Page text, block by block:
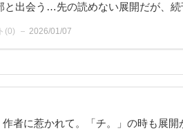
と出会う…先の読めない展開だが、続
(0) 2026/01/07
者に惹かれて。「チ。」の時も展